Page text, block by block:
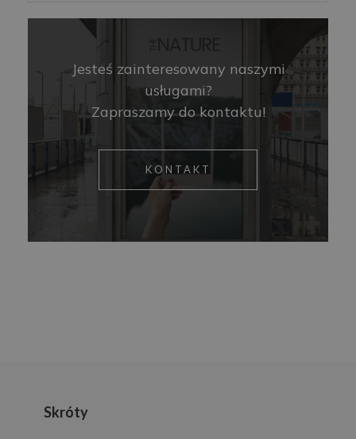
Jesteś zainteresowany naszymi
usługami?
Zapraszamy do kontaktu!
KONTAKT
Skróty